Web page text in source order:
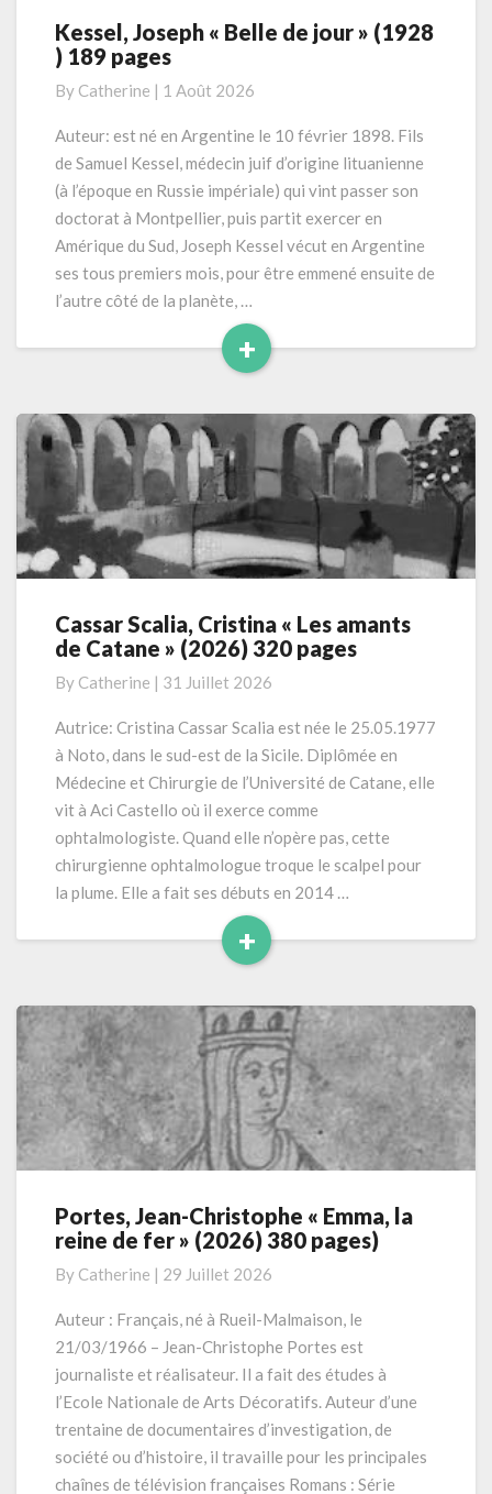
Kessel,
Joseph
de
jour »
)
189
pages
Kessel, Joseph « Belle de jour » (1928
) 189 pages
By Catherine | 1 Août 2026
Auteur: est né en Argentine le 10 février 1898. Fils
de Samuel Kessel, médecin juif d’origine lituanienne
(à l’époque en Russie impériale) qui vint passer son
doctorat à Montpellier, puis partit exercer en
Amérique du Sud, Joseph Kessel vécut en Argentine
ses tous premiers mois, pour être emmené ensuite de
l’autre côté de la planète, …
+
Read
Cassar
Scalia,
« Les
amants
Catane »
(2026)
320
pages
Cassar Scalia, Cristina « Les amants
de Catane » (2026) 320 pages
By Catherine | 31 Juillet 2026
Autrice: Cristina Cassar Scalia est née le 25.05.1977
à Noto, dans le sud-est de la Sicile. Diplômée en
Médecine et Chirurgie de l’Université de Catane, elle
vit à Aci Castello où il exerce comme
ophtalmologiste. Quand elle n’opère pas, cette
chirurgienne ophtalmologue troque le scalpel pour
la plume. Elle a fait ses débuts en 2014 …
+
Read
Portes,
Jean-
« Emma,
la
de
fer »
(2026)
380
pages)
Portes, Jean-Christophe « Emma, la
reine de fer » (2026) 380 pages)
By Catherine | 29 Juillet 2026
Auteur : Français, né à Rueil-Malmaison, le
21/03/1966 – Jean-Christophe Portes est
journaliste et réalisateur. Il a fait des études à
l’Ecole Nationale de Arts Décoratifs. Auteur d’une
trentaine de documentaires d’investigation, de
société ou d’histoire, il travaille pour les principales
chaînes de télévision françaises Romans : Série